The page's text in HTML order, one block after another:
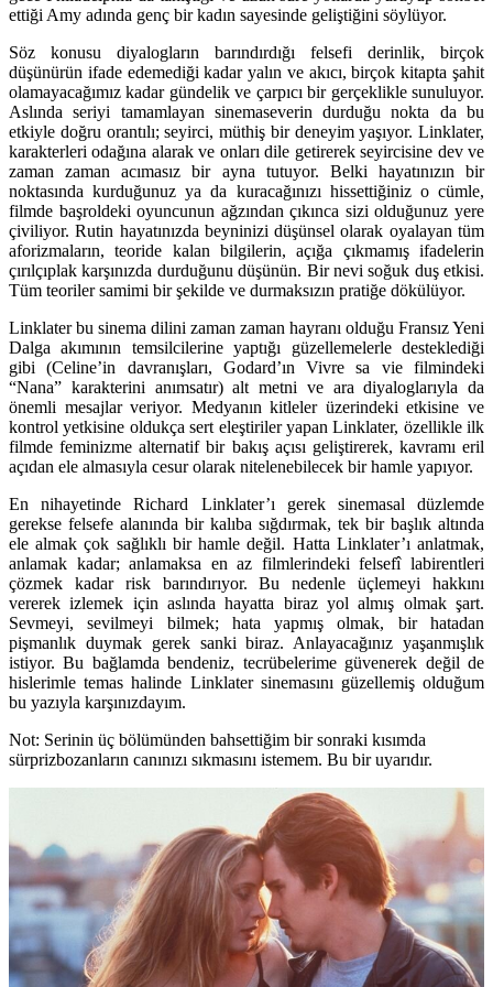
ettiği Amy adında genç bir kadın sayesinde geliştiğini söylüyor.
Söz konusu diyalogların barındırdığı felsefi derinlik, birçok
düşünürün ifade edemediği kadar yalın ve akıcı, birçok kitapta şahit
olamayacağımız kadar gündelik ve çarpıcı bir gerçeklikle sunuluyor.
Aslında seriyi tamamlayan sinemaseverin durduğu nokta da bu
etkiyle doğru orantılı; seyirci, müthiş bir deneyim yaşıyor. Linklater,
karakterleri odağına alarak ve onları dile getirerek seyircisine dev ve
zaman zaman acımasız bir ayna tutuyor. Belki hayatınızın bir
noktasında kurduğunuz ya da kuracağınızı hissettiğiniz o cümle,
filmde başroldeki oyuncunun ağzından çıkınca sizi olduğunuz yere
çiviliyor. Rutin hayatınızda beyninizi düşünsel olarak oyalayan tüm
aforizmaların, teoride kalan bilgilerin, açığa çıkmamış ifadelerin
çırılçıplak karşınızda durduğunu düşünün. Bir nevi soğuk duş etkisi.
Tüm teoriler samimi bir şekilde ve durmaksızın pratiğe dökülüyor.
Linklater bu sinema dilini zaman zaman hayranı olduğu Fransız Yeni
Dalga akımının temsilcilerine yaptığı güzellemelerle desteklediği
gibi (Celine’in davranışları, Godard’ın Vivre sa vie filmindeki
“Nana” karakterini anımsatır) alt metni ve ara diyaloglarıyla da
önemli mesajlar veriyor. Medyanın kitleler üzerindeki etkisine ve
kontrol yetkisine oldukça sert eleştiriler yapan Linklater, özellikle ilk
filmde feminizme alternatif bir bakış açısı geliştirerek, kavramı eril
açıdan ele almasıyla cesur olarak nitelenebilecek bir hamle yapıyor.
En nihayetinde Richard Linklater’ı gerek sinemasal düzlemde
gerekse felsefe alanında bir kalıba sığdırmak, tek bir başlık altında
ele almak çok sağlıklı bir hamle değil. Hatta Linklater’ı anlatmak,
anlamak kadar; anlamaksa en az filmlerindeki felsefî labirentleri
çözmek kadar risk barındırıyor. Bu nedenle üçlemeyi hakkını
vererek izlemek için aslında hayatta biraz yol almış olmak şart.
Sevmeyi, sevilmeyi bilmek; hata yapmış olmak, bir hatadan
pişmanlık duymak gerek sanki biraz. Anlayacağınız yaşanmışlık
istiyor. Bu bağlamda bendeniz, tecrübelerime güvenerek değil de
hislerimle temas halinde Linklater sinemasını güzellemiş olduğum
bu yazıyla karşınızdayım.
Not: Serinin üç bölümünden bahsettiğim bir sonraki kısımda
sürprizbozanların canınızı sıkmasını istemem. Bu bir uyarıdır.